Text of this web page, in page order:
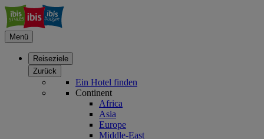
Menü
Reiseziele
Zurück
Ein Hotel finden
Continent
Africa
Asia
Europe
Middle-East